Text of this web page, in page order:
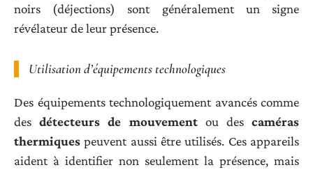
noirs (déjections) sont généralement un signe
révélateur de leur présence.
Utilisation d’équipements technologiques
Des équipements technologiquement avancés comme
desdétecteurs de mouvementou descaméras
thermiques peuvent aussi être utilisés. Ces appareils
aident à identifier non seulement la présence, mais